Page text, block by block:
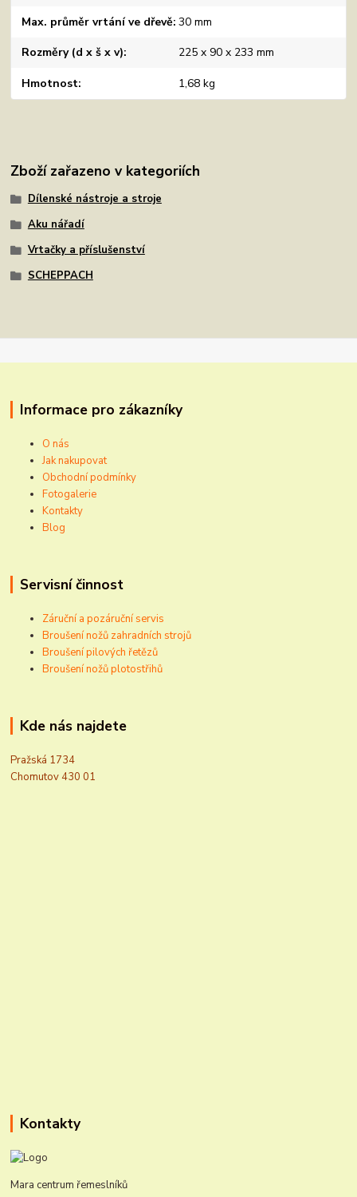
Max. průměr vrtání ve dřevě 30 mm
Rozměry (d x š x v) 225 x 90 x 233 mm
Hmotnost 1,68 kg
Zboží zařazeno v kategoriích
Dílenské nástroje a stroje
Aku nářadí
Vrtačky a příslušenství
SCHEPPACH
Informace pro zákazníky
O nás
Jak nakupovat
Obchodní podmínky
Fotogalerie
Kontakty
Blog
Servisní činnost
Záruční a pozáruční servis
Broušení nožů zahradních strojů
Broušení pilových řetězů
Broušení nožů plotostřihů
Kde nás najdete
Pražská 1734
Chomutov 430 01
Kontakty
Mara centrum řemeslníků